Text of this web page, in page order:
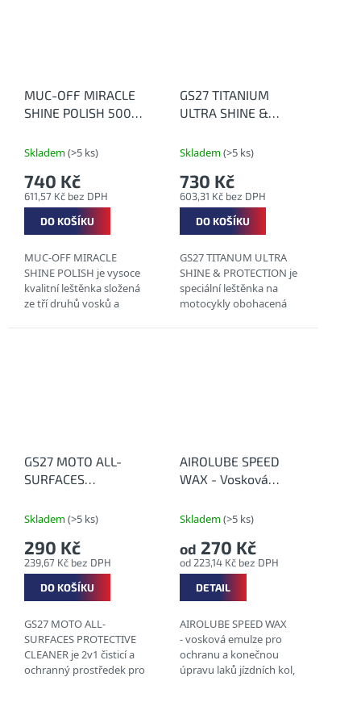
MUC-OFF MIRACLE
SHINE POLISH 500
dlouhotrvající lesk
Skladem(>5 ks)
611,57 Kč bez DPH
740 Kč
DO KOŠÍKU
MUC-OFF MIRACLE
SHINE POLISH je vysoce
kvalitní leštěnka složená
ze tří druhů vosků a
GS27 TITANIUM
ULTRA SHINE &
- Leštěnka na
Skladem(>5 ks)
603,31 Kč bez DPH
730 Kč
DO KOŠÍKU
GS27 TITANUM ULTRA
SHINE & PROTECTION je
speciální leštěnka na
motocykly obohacená
GS27 MOTO ALL-
SURFACES
CLEANER 300 ml -
motocykly
Skladem(>5 ks)
239,67 Kč bez DPH
290 Kč
DO KOŠÍKU
GS27 MOTO ALL-
SURFACES PROTECTIVE
CLEANER je 2v1 čisticí a
ochranný prostředek pro
AIROLUBE SPEED
WAX - Vosková
úpravu laku
Skladem(>5 ks)
od 223,14 Kč bez DPH
od 270 Kč
DETAIL
AIROLUBE SPEED WAX
- vosková emulze pro
ochranu a konečnou
úpravu laků jízdních kol,